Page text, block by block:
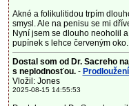
Akné a folikulitidou trpím
smysl. Ale na penisu se mi
Nyní jsem se dlouho neoholil
pupínek s lehce červeným
Dostal som od Dr. Sacreho
s neplodnosťou.-
Vložil: Jones
2025-08-15 14:55:53